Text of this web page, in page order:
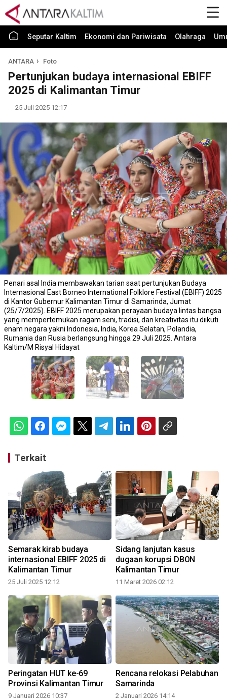
Seputar Kaltim Ekonomi dan Pariwisata Olahraga
ANTARA Foto
Pertunjukan budaya internasional EBIFF
2025 di Kalimantan Timur
25 Juli 2025 12:17
Penari asal India membawakan tarian saat pertunjukan Budaya
Internasional East Borneo International Folklore Festival (EBIFF) 2025
di Kantor Gubernur Kalimantan Timur di Samarinda, Jumat
(25/7/2025). EBIFF 2025 merupakan perayaan budaya lintas bangsa
yang mempertemukan ragam seni, tradisi, dan kreativitas itu diikuti
enam negara yakni Indonesia, India, Korea Selatan, Polandia,
Rumania dan Rusia berlangsung hingga 29 Juli 2025. Antara
Kaltim/M Risyal Hidayat
Terkait
Semarak kirab budaya
internasional EBIFF 2025 di
Kalimantan Timur
25 Juli 2025 12:12
Sidang lanjutan kasus
dugaan korupsi DBON
Kalimantan Timur
11 Maret 2026 02:12
Peringatan HUT ke-69
Provinsi Kalimantan Timur
9 Januari 2026 10:37
Rencana relokasi Pelabuhan
Samarinda
2 Januari 2026 14:14